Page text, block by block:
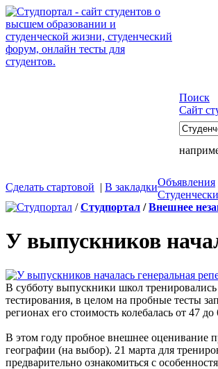
Поиск
Сайт
Сделать стартовой | В закладкиОбъявления
/Студпортал /Внешнее
У выпускников
В субботу выпускники школ
тестирования, в целом на пробные тесты
регионах его стоимость колебалась от 47 до
В этом году пробное внешнее оценивание
географии (на выбор). 21 марта для
предварительно ознакомиться с